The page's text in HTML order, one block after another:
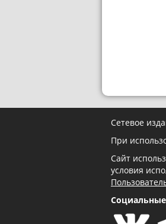
Сетевое
При
Сайт
условия
Социальные